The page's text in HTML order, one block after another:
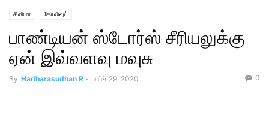
சினிமா கோலிவுட்
பாண்டியன் ஸ்டோர்ஸ் சீரியலுக்கு
ஏன் இவ்வளவு மவுசு
By Hariharasudhan R - மார்ச் 29, 2020 0